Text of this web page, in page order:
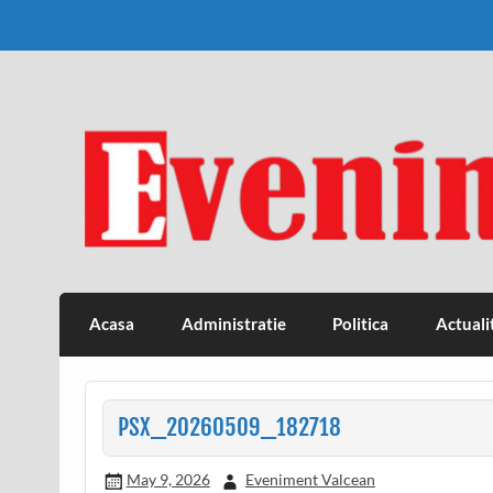
Eveniment Valcean
Acasa Administratie Politica
PSX_20260509_182718
May 9, 2026 Eveniment Valcean